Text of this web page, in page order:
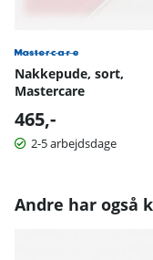
Nakkepude, sort,
Mastercare
465,-
2-5 arbejdsdage
Andre har også